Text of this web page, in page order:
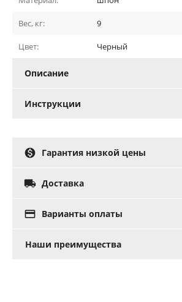
Вес, кг: 9
Цвет: Черный
Описание
Инструкции
 Гарантия низкой цены
 Доставка
 Варианты оплаты
Наши преимущества